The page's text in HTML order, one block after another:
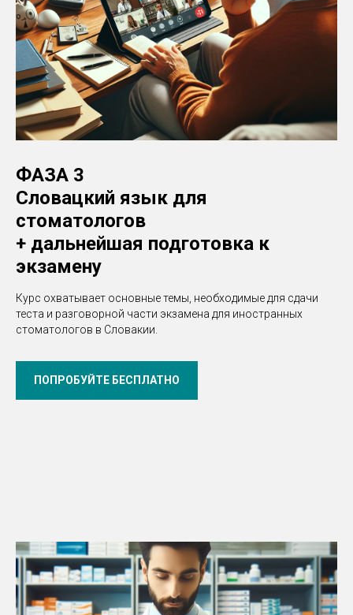
ФАЗА 3
Словацкий язык для
стоматологов
+ дальнейшая подготовка к
экзамену
Курс охватывает основные темы, необходимые для сдачи
теста и разговорной части экзамена для иностранных
стоматологов в Словакии.
ПОПРОБУЙТЕ БЕСПЛАТНО